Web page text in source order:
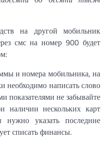
на другой мобильник
смс на номер 900 будет
и номера мобильника, на
необходимо написать слово
показателями не забывайте
наличии нескольких карт
указать последние
списать финансы.